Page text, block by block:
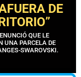
DE
QUE LE
UNA PARCELA DE
SWAROVSKI.